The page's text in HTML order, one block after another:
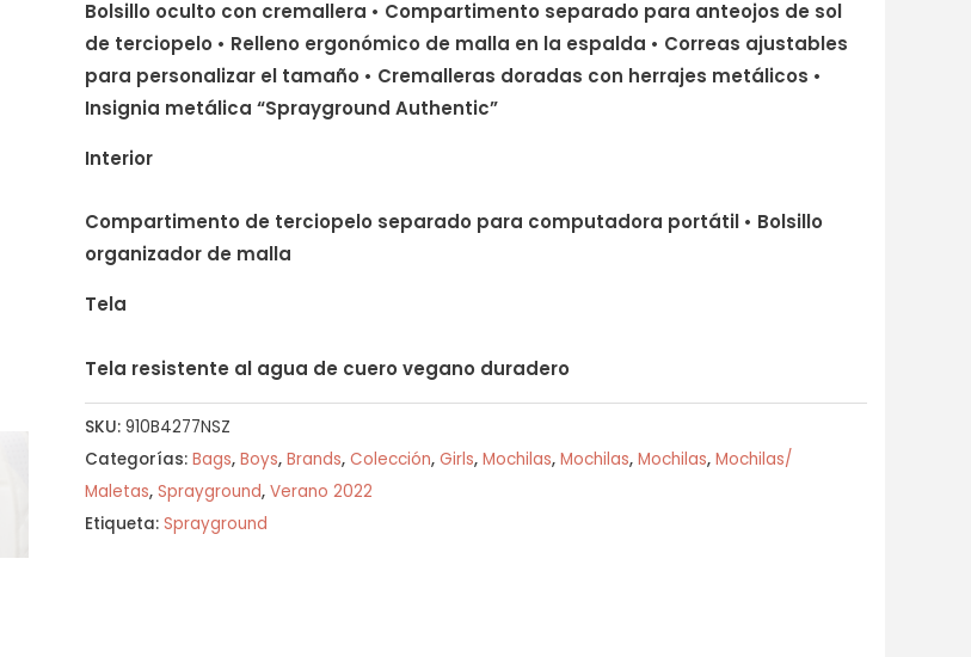
Bolsillo oculto con cremallera • Compartimento separado para anteojos de sol
de terciopelo • Relleno ergonómico de malla en la espalda • Correas ajustables
para personalizar el tamaño • Cremalleras doradas con herrajes metálicos •
Insignia metálica “Sprayground Authentic”
Interior
Compartimento de terciopelo separado para computadora portátil • Bolsillo
organizador de malla
Tela
Tela resistente al agua de cuero vegano duradero
SKU: 910B4277NSZ
Categorías: Bags, Boys, Brands, Colección, Girls, Mochilas, Mochilas, Mochilas, Mochilas/
Maletas, Sprayground, Verano 2022
Etiqueta: Sprayground